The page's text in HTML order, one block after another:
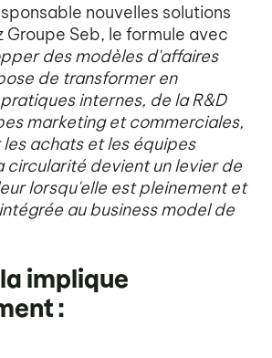
nouvelles solutions
Groupe Seb, le formule avec
des modèles d'affaires
de transformer en
internes, de la R&D
marketing et commerciales,
achats et les équipes
circularité devient un levier de
lorsqu'elle est pleinement et
au business model de
implique
: